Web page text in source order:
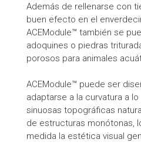
Además de rellenarse con
buen efecto en el
ACEModule™ también se
adoquines o piedras
porosos para animales
ACEModule™ puede ser
adaptarse a la curvatura a
sinuosas topográficas
de estructuras monótonas,
medida la estética visual